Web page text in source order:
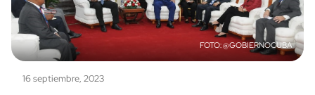
@GOBIERNOCUBA
16 septiembre, 2023